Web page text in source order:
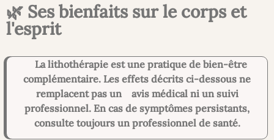
🌿 Ses bienfaits sur le corps et
l'esprit
La lithothérapie est une pratique de bien-être
complémentaire. Les effets décrits ci-dessous ne
remplacent pas un avis médical ni un suivi
professionnel. En cas de symptômes persistants,
consulte toujours un professionnel de santé.